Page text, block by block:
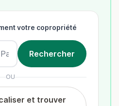
votre copropriété
OU
et trouver